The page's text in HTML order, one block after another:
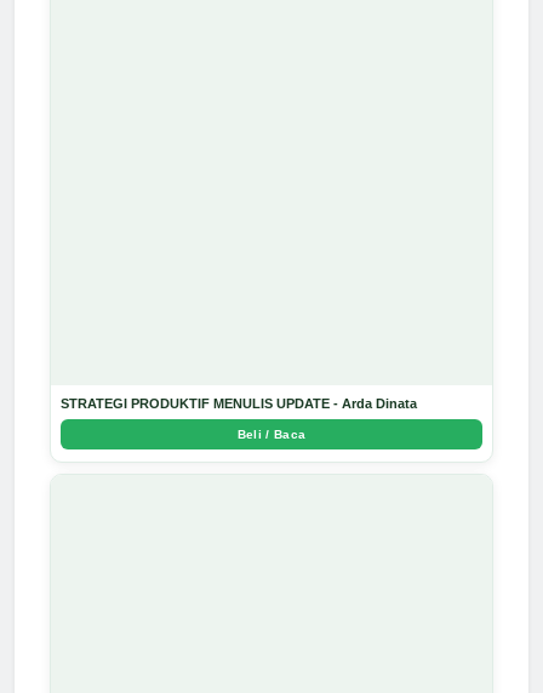
STRATEGI PRODUKTIF MENULIS UPDATE - Arda Dinata
Beli / Baca